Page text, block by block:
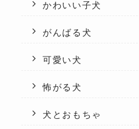
かわいい子犬
がんばる犬
可愛い犬
怖がる犬
犬とおもちゃ